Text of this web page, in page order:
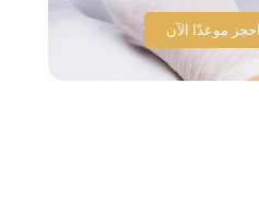
احجز موعدًا الآن